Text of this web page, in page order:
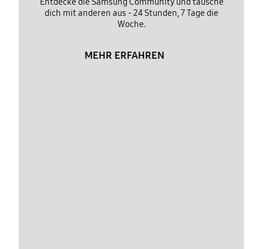
dich mit anderen aus - 24 Stunden, 7 Tage die
Woche.
MEHR ERFAHREN